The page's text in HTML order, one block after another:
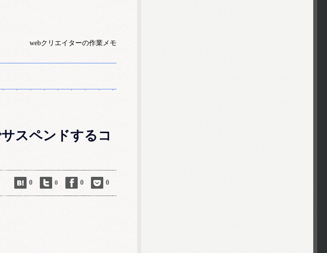
webクリエイターの作業メモ
スペンドするコ
0 0 0 0